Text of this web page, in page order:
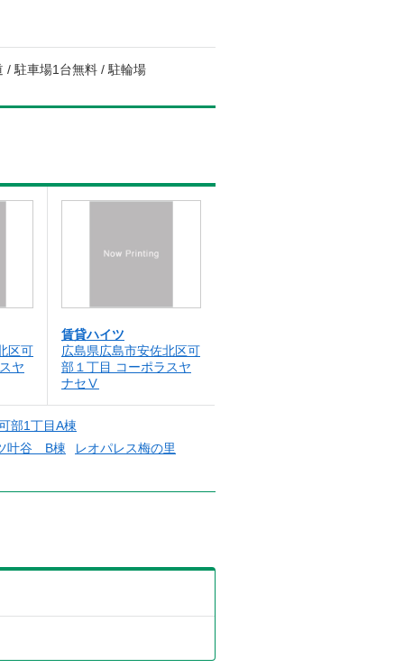
/ 駐車場1台無料 / 駐輪場
区可
ヤ
賃貸ハイツ
広島県広島市安佐北区可
部１丁目 コーポラスヤ
ナセⅤ
部1丁目A棟
叶谷 B棟
レオパレス梅の里